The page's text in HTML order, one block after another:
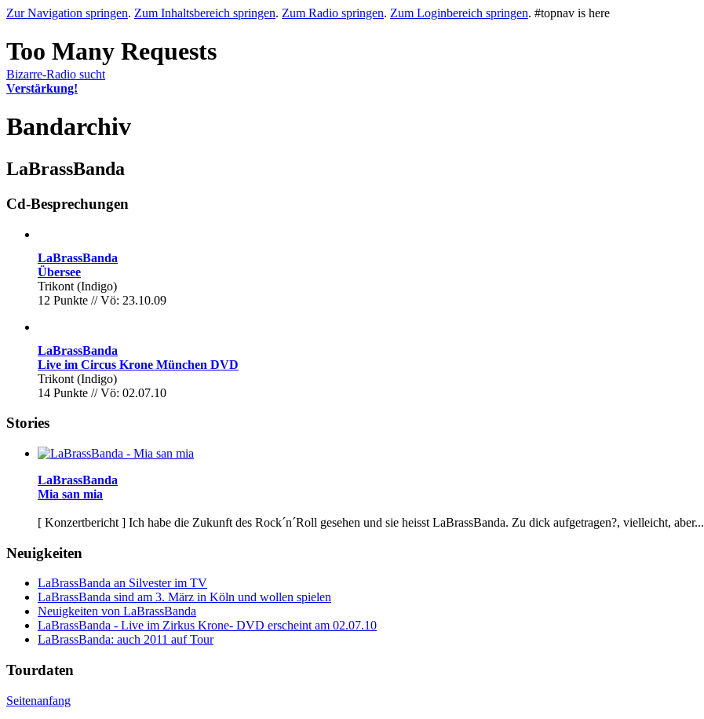
Zur Navigation springen. Zum Inhaltsbereich springen. Zum Radio springen. Zum Loginbereich springen. #topnav is here
Bizarre-Radio sucht
Verstärkung!
Bandarchiv
LaBrassBanda
Cd-Besprechungen
LaBrassBanda
Übersee
Trikont (Indigo)
12 Punkte // Vö: 23.10.09
LaBrassBanda
Live im Circus Krone München DVD
Trikont (Indigo)
14 Punkte // Vö: 02.07.10
Stories
LaBrassBanda
Mia san mia
[ Konzertbericht ] Ich habe die Zukunft des Rock´n´Roll gesehen und sie heisst LaBrassBanda. Zu dick aufgetragen?, vielleicht, aber...
Neuigkeiten
LaBrassBanda an Silvester im TV
LaBrassBanda sind am 3. März in Köln und wollen spielen
Neuigkeiten von LaBrassBanda
LaBrassBanda - Live im Zirkus Krone- DVD erscheint am 02.07.10
LaBrassBanda: auch 2011 auf Tour
Tourdaten
Seitenanfang